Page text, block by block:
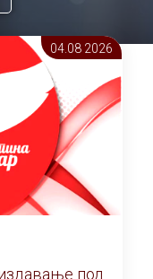
04.08 2026
под